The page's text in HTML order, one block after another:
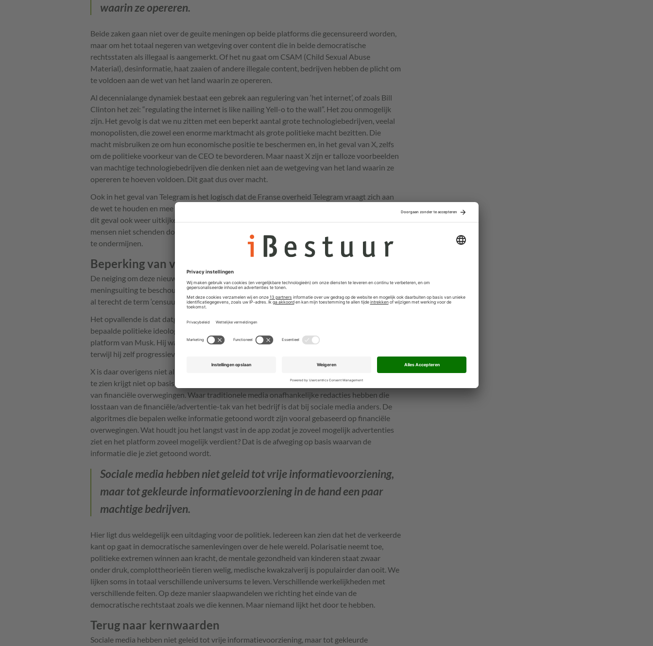
waarin ze opereren.
Beide zaken gaan niet over de geuite meningen op beide platforms die gecensureerd worden,
maar om het totaal negeren van wetgeving over content die in beide democratische
rechtsstaten als illegaal is aangemerkt. Of het nu gaat om CSAM (Child Sexual Abuse
Material), desinformatie, haat zaaien of andere illegale content, bedrijven hebben de plicht om
te voldoen aan de wet van het land waarin ze opereren.
Al decennialange dynamiek bestaat een gebrek aan regulering van ‘het internet’, of zoals Bill
Clinton het zei: “regulating the internet is like nailing Yell-o to the wall”. Het zou onmogelijk
zijn. Het gevolg is dat we nu zitten met een beperkt aantal grote technologiebedrijven, veelal
monopolisten, die zowel een enorme marktmacht als grote politieke macht bezitten. Die
macht misbruiken ze om hun economische positie te beschermen en, in het geval van X, zelfs
om de politieke voorkeur van de CEO te bevorderen. Maar naast X zijn er talloze voorbeelden
van machtige technologiebedrijven die denken niet aan de wetgeving van het land waarin ze
opereren te hoeven voldoen. Dit gaat dus over macht.
Ook in het geval van Telegram is het logisch dat de Franse overheid Telegram vraagt zich aan
de wet te houden en mee te werken met concrete verdenkingen. Tegelijkertijd moeten we in
dit geval ook weer uitkijken dat overheden niet doorschieten en de basale rechten van
mensen niet schenden door zaken als versleuteling van informatie (ons digitale briefgeheim)
te ondermijnen.
Beperking van vrijheid van meningsuiting?
De neiging om deze nieuwsfeiten toch als zaken van censuur of beperking van vrijheid van
meningsuiting te beschouwen is onterecht.Sander Schimmelpenninck
al terecht de term ‘censuurschwalbe’.
Het opvallende is dat datgene waar mensen als Musk voor waarschuwen, namelijk dat een
bepaalde politieke ideologie voorgetrokken of achtergesteld wordt, juist gebeurt op het
platform van Musk. Hij waarschuwt voor het tot zwijgen brengen van conservatieve stemmen,
terwijl hij zelf progressieve stemmen actief onderdrukt en conservatieve stemmen voortrekt.
X is daar overigens niet alleen in. Voor vrijwel alle sociale media geldt dat de informatie die je
te zien krijgt niet op basis van objectieve journalistieke waarden tot stand komt, maar op basis
van financiële overwegingen. Waar traditionele media onafhankelijke redacties hebben die
losstaan van de financiële/advertentie-tak van het bedrijf is dat bij sociale media anders. De
algoritmes die bepalen welke informatie getoond wordt zijn vooral gebaseerd op financiële
overwegingen. Wat houdt jou het langst vast in de app zodat je zoveel mogelijk advertenties
ziet en het platform zoveel mogelijk verdient? Dat is de afweging op basis waarvan de
informatie die je ziet getoond wordt.
Sociale media hebben niet geleid tot vrije informatievoorziening,
maar tot gekleurde informatievoorziening in de hand een paar
machtige bedrijven.
Hier ligt dus weldegelijk een uitdaging voor de politiek. Iedereen kan zien dat het de verkeerde
kant op gaat in democratische samenlevingen over de hele wereld. Polarisatie neemt toe,
politieke extremen winnen aan kracht, de mentale gezondheid van kinderen staat zwaar
onder druk, complottheorieën tieren welig, medische kwakzalverij is populairder dan ooit. We
lijken soms in totaal verschillende universums te leven. Verschillende werkelijkheden met
verschillende feiten. Op deze manier slaapwandelen we richting het einde van de
democratische rechtstaat zoals we die kennen. Maar niemand lijkt het door te hebben.
Terug naar kernwaarden
Sociale media hebben niet geleid tot vrije informatievoorziening, maar tot gekleurde